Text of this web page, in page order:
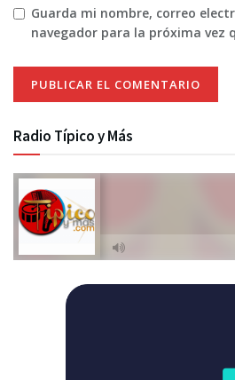
Guarda mi nombre, correo
navegador para la próxima vez
Radio Típico y Más